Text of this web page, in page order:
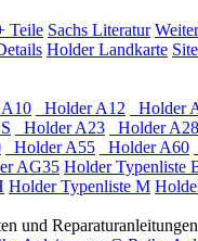
Teile Sachs Literatur
Holder Landkarte
Holder A12
Holder
Holder A23
Holder A28
Holder A55 Holder A60
AG35 Holder Typenliste
Holder Typenliste M
und Reparaturanleitungen